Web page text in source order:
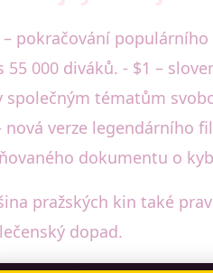
– pokračování
55 000 diváků. - $1 –
společným tématům
nová verze legendárního
dokumentu o
pražských kin také
dopad.